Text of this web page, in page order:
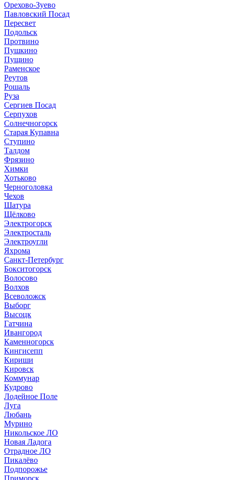
Орехово-Зуево
Павловский Посад
Пересвет
Подольск
Протвино
Пушкино
Пущино
Раменское
Реутов
Рошаль
Руза
Сергиев Посад
Серпухов
Солнечногорск
Старая Купавна
Ступино
Талдом
Фрязино
Химки
Хотьково
Черноголовка
Чехов
Шатура
Щёлково
Электрогорск
Электросталь
Электроугли
Яхрома
Санкт-Петербург
Бокситогорск
Волосово
Волхов
Всеволожск
Выборг
Высоцк
Гатчина
Ивангород
Каменногорск
Кингисепп
Кириши
Кировск
Коммунар
Кудрово
Лодейное Поле
Луга
Любань
Мурино
Никольское ЛО
Новая Ладога
Отрадное ЛО
Пикалёво
Подпорожье